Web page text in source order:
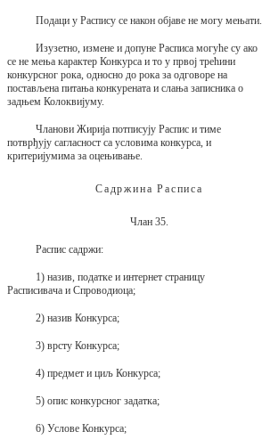
Подаци у Распису се након објаве не могу мењати.
Изузетно, измене и допуне Расписа могуће су ако
се не мења карактер Конкурса и то у првој трећини
конкурсног рока, односно до рока за одговоре на
постављена питања конкурената и слања записника о
задњем Колоквијуму.
Чланови Жирија потписују Распис и тиме
потврђују сагласност са условима конкурса, и
критеријумима за оцењивање.
Садржина Расписа
Члан 35.
Распис садржи:
1) назив, податке и интернет страницу
Расписивача и Спроводиоца;
2) назив Конкурса;
3) врсту Конкурса;
4) предмет и циљ Конкурса;
5) опис конкурсног задатка;
6) Услове Конкурса;